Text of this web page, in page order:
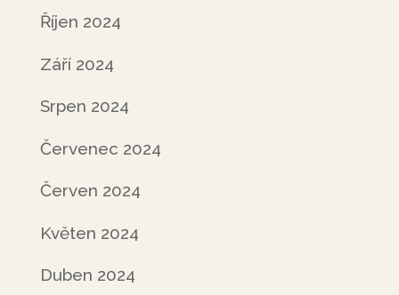
Říjen 2024
Září 2024
Srpen 2024
Červenec 2024
Červen 2024
Květen 2024
Duben 2024